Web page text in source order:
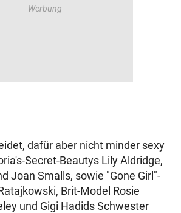
dafür aber nicht minder sexy
Secret-Beautys Lily Aldridge,
Joan Smalls, sowie "Gone Girl"-
Brit-Model Rosie
und Gigi Hadids Schwester